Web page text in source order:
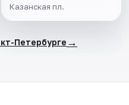
Казанская пл.
Петербурге →